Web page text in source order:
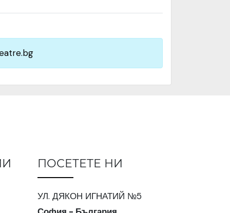
ПОСЕТЕТЕ НИ
УЛ. ДЯКОН ИГНАТИЙ №5